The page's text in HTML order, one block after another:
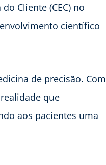
Cliente (CEC) no
científico
de precisão. Com
que
aos pacientes uma